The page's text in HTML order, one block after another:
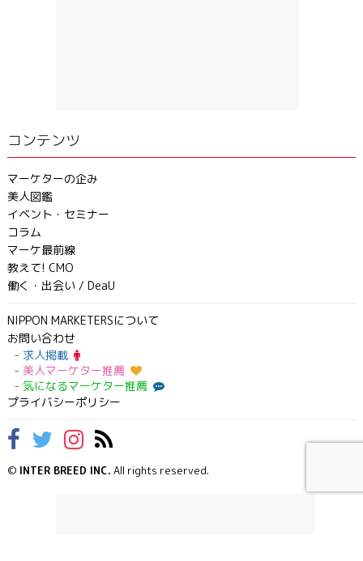
コンテンツ
マーケターの企み
美人図鑑
イベント・セミナー
コラム
マーケ最前線
教えて! CMO
働く・出会い / DeaU
NIPPON MARKETERSについて
お問い合わせ
求人掲載
美人マーケター推薦
気になるマーケター推薦
プライバシーポリシー
© INTER BREED INC. All rights reserved.